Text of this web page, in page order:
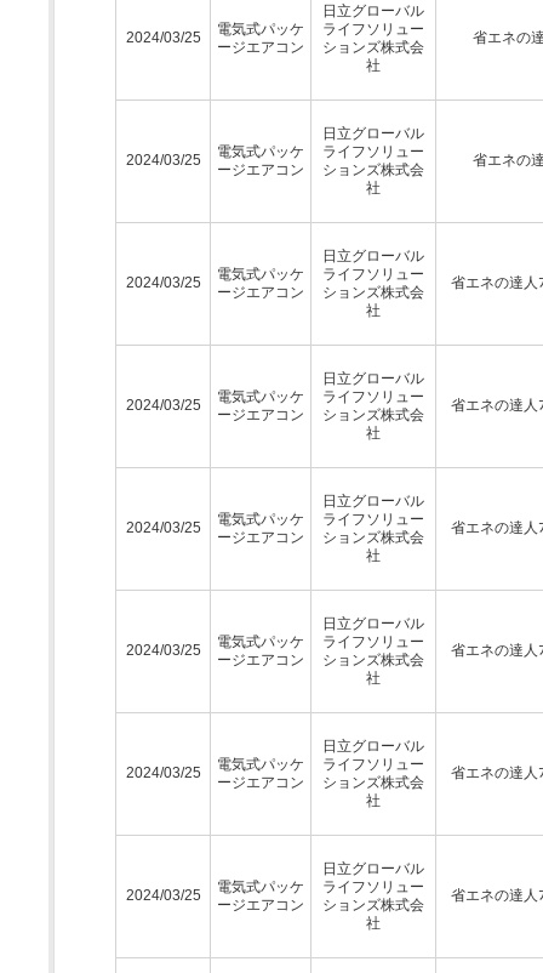
2024/03/25
電気式パッケ
ージエアコン
日立グローバル
ライフソリュー
ションズ株式会
社
省エネの
2024/03/25
電気式パッケ
ージエアコン
日立グローバル
ライフソリュー
ションズ株式会
社
省エネの
2024/03/25
電気式パッケ
ージエアコン
日立グローバル
ライフソリュー
ションズ株式会
社
省エネの達人
2024/03/25
電気式パッケ
ージエアコン
日立グローバル
ライフソリュー
ションズ株式会
社
省エネの達人
2024/03/25
電気式パッケ
ージエアコン
日立グローバル
ライフソリュー
ションズ株式会
社
省エネの達人
2024/03/25
電気式パッケ
ージエアコン
日立グローバル
ライフソリュー
ションズ株式会
社
省エネの達人
2024/03/25
電気式パッケ
ージエアコン
日立グローバル
ライフソリュー
ションズ株式会
社
省エネの達人
2024/03/25
電気式パッケ
ージエアコン
日立グローバル
ライフソリュー
ションズ株式会
社
省エネの達人